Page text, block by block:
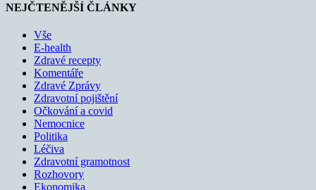
NEJČTENĚJŠÍ ČLÁNKY
Vše
E-health
Zdravé recepty
Komentáře
Zdravé Zprávy
Zdravotní pojištění
Očkování a covid
Nemocnice
Politika
Léčiva
Zdravotní gramotnost
Rozhovory
Ekonomika